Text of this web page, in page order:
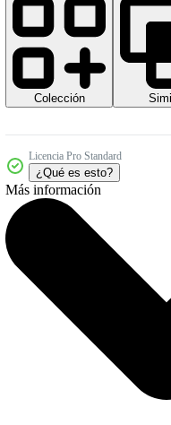
Colección
Licencia Pro Standard
¿Qué es esto?
Más información